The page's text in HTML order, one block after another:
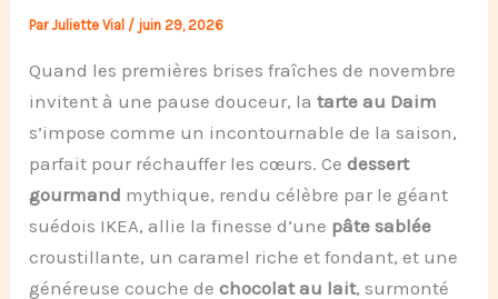
ParJuliette Vial / juin 29, 2026
Quand les premières brises fraîches de novembre
invitent à une pause douceur, latarte au Daim
s’impose comme un incontournable de la saison,
parfait pour réchauffer les cœurs. Cedessert
gourmand mythique, rendu célèbre par le géant
suédois IKEA, allie la finesse d’une pâte sablée
croustillante, un caramel riche et fondant, et une
généreuse couche dechocolat au lait, surmonté